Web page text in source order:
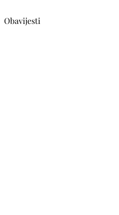
Obavijesti